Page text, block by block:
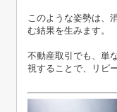
このような姿勢は、
む結果を生みます。
不動産取引でも、単
視することで、リピ